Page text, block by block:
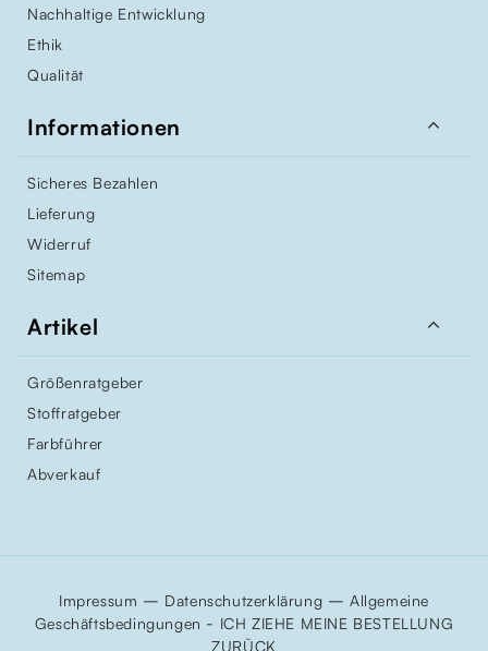
Nachhaltige Entwicklung
Ethik
Qualität
Informationen 
Sicheres Bezahlen
Lieferung
Widerruf
Sitemap
Artikel 
Größenratgeber
Stoffratgeber
Farbführer
Abverkauf
Impressum – Datenschutzerklärung –Allgemeine
Geschäftsbedingungen - ICH ZIEHE MEINE BESTELLUNG
ZURÜCK